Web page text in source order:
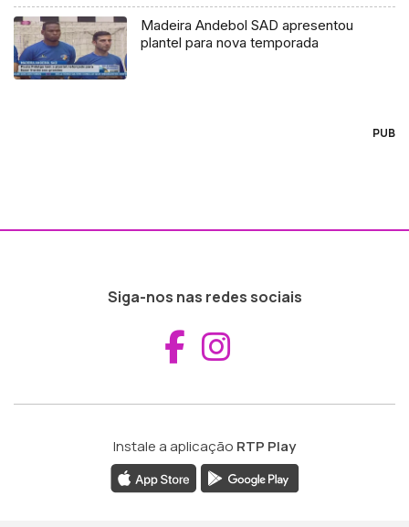
Madeira Andebol SAD apresentou
plantel para nova temporada
PUB
Siga-nos nas redes sociais
Aceder ao
Instale a aplicação RTP Play